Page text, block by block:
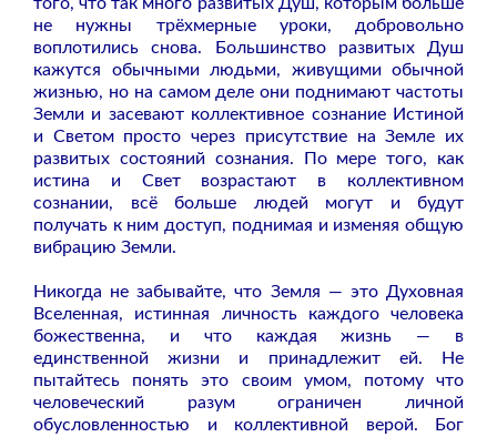
не нужны трёхмерные уроки, добровольно
воплотились снова. Большинство развитых Душ
кажутся обычными людьми, живущими обычной
жизнью, но на самом деле они поднимают частоты
Земли и засевают коллективное сознание Истиной
и Светом просто через присутствие на Земле их
развитых состояний сознания. По мере того, как
истина и Свет возрастают в коллективном
сознании, всё больше людей могут и будут
получать к ним доступ, поднимая и изменяя общую
вибрацию Земли.
Никогда не забывайте, что Земля — это Духовная
Вселенная, истинная личность каждого человека
божественна, и что каждая жизнь — в
единственной жизни и принадлежит ей. Не
пытайтесь понять это своим умом, потому что
человеческий разум ограничен личной
обусловленностью и коллективной верой. Бог